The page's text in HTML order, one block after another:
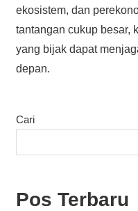
ekosistem, dan
tantangan cukup besar,
yang bijak dapat
depan.
Cari
Pos Terbaru